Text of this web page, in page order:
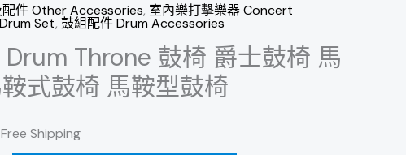
件 Other Accessories, 室內樂打擊樂器 Concert
Set, 鼓組配件 Drum Accessories
Drum Throne 鼓椅 爵士鼓椅 馬
式鼓椅 馬鞍型鼓椅
Shipping